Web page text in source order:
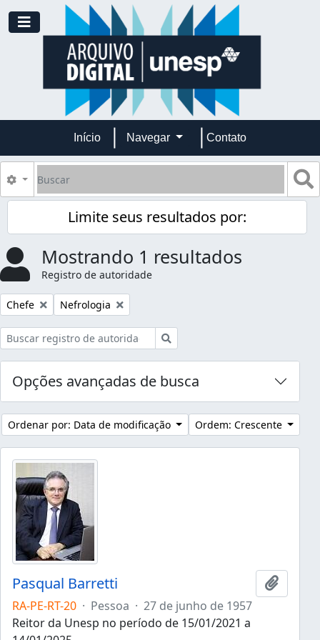
Skip to main content
Toggle navigation
Início Navegar Contato
Buscar
Opções de busca
Limite seus resultados por:
Mostrando 1 resultados
Registro de autoridade
Remover filtro:
Chefe Remover filtro:
Nefrologia
Opções avançadas de busca
Ordenar por: Data de modificação Ordem: Crescente
Pasqual Barretti
RA-PE-RT-20 · Pessoa · 27 de junho de 1957
Reitor da Unesp no período de 15/01/2021 a